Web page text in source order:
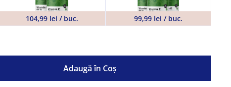
104,99 lei / buc. 99,99 lei / buc.
Adaugă în Coş